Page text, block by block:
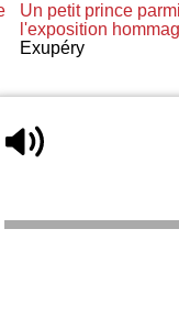
Un petit prince
l'exposition
Exupéry